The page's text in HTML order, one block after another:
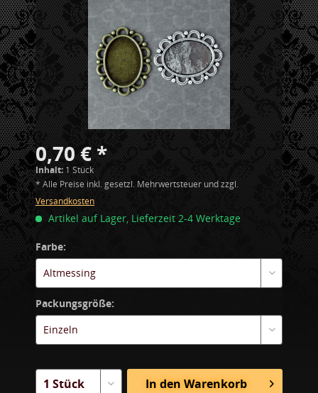
0,70 € *
Inhalt: 1 Stück
* Alle Preise inkl. gesetzl. Mehrwertsteuer und zzgl.
Versandkosten
Artikel auf Lager, Lieferzeit 2-4 Werktage
Farbe:
Packungsgröße:
In den Warenkorb